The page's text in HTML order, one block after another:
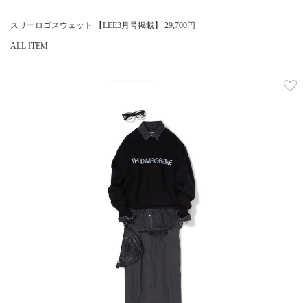
スリーロゴスウェット 【LEE3月号掲載】 29,700円
ALL ITEM